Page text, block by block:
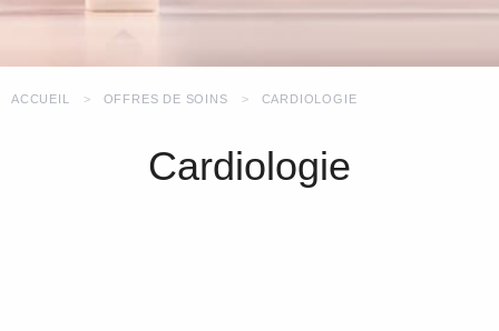
ACCUEIL OFFRES DE SOINS CARDIOLOGIE
Cardiologie